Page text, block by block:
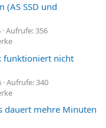
(AS SSD und
Aufrufe: 356
funktioniert nicht
Aufrufe: 340
dauert mehre Minuten